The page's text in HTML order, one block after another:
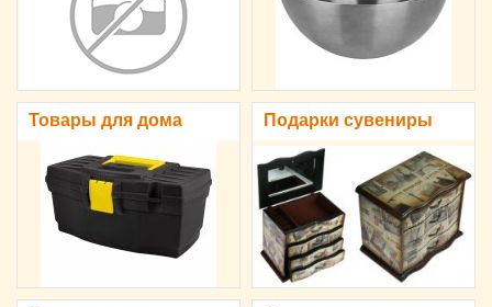
Товары для дома Подарки сувениры